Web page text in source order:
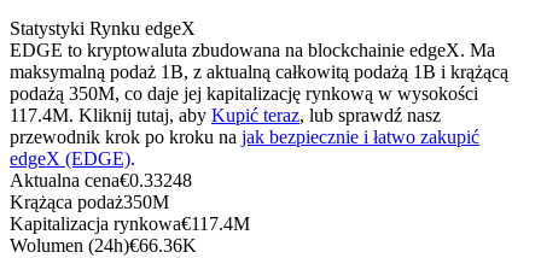
Kontrakty terminowe na USDC
Kontrakty futures wykorzystujące USDC jako zabezpieczenie
Statystyki Rynku edgeX
EDGE to kryptowaluta zbudowana na blockchainie edgeX. Ma
maksymalną podaż 1B, z aktualną całkowitą podażą 1B i krążącą
podażą 350M, co daje jej kapitalizację rynkową w wysokości
117.4M. Kliknij tutaj, aby Kupić teraz, lub sprawdź nasz
przewodnik krok po kroku na jak bezpiecznie i łatwo zakupić
edgeX (EDGE).
Aktualna cena€0.33248
Krążąca podaż350M
Kapitalizacja rynkowa€117.4M
Wolumen (24h)€66.36K